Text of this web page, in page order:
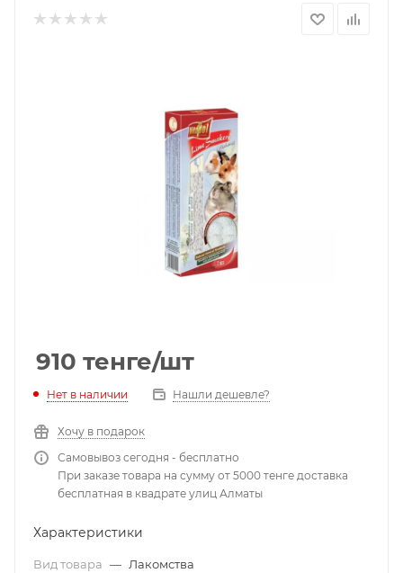
910 тенге/шт
Нет в наличии Нашли дешевле?
Хочу в подарок
Самовывоз сегодня - бесплатно
При заказе товара на сумму от 5000 тенге доставка
бесплатная в квадрате улиц Алматы
Характеристики
Вид товара — Лакомства